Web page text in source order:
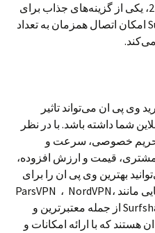
پهنای باند نامحدود و پشتیبانی 24/7، یکی از گزینه‌های جذاب برای
کاربران است. همچنین، Surfshark امکان اتصال همزمان به تعداد
وی پی ان می‌تواند تاثیر
شما داشته باشد. با در نظر
و حریم خصوصی، سرعت و
مشتری، قیمت و ارزش افزوده،
بهترین وی پی ان را برای
نیازهای خود انتخاب کنید. سایت‌هایی مانند ParsVPN ، NordVPN،
ExpressVPN، CyberGhost و Surfshark از جمله معتبرترین و
هستند که با ارائه امکانات و